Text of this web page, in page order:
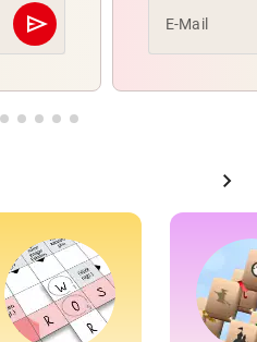
send
Abschicken E-Mail
chevron_right